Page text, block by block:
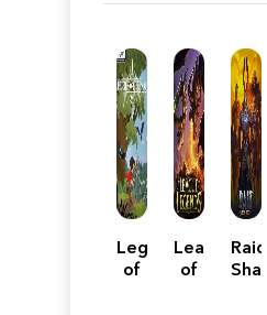
Legends
of
League
of
Raid